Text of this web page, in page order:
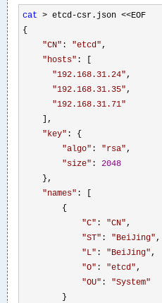
cat > etcd-csr.json <<EOF
{
"CN" : "etcd",
"hosts" : [
"192.168.31.24",
"192.168.31.35",
"192.168.31.71"
    ],
"key" : {
"algo" : "rsa",
"size" : 2048
    },
"names" : [
        {
"C" : "CN",
"ST" : "BeiJing",
"L" : "BeiJing",
"O" : "etcd",
"OU" : "System"
        }